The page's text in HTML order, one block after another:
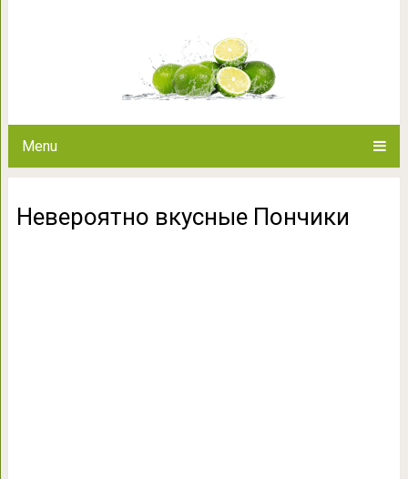
Menu
Невероятно вкусные Пончики